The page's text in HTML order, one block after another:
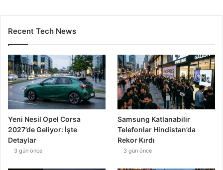
Recent Tech News
Yeni Nesil Opel Corsa
2027’de Geliyor: İşte
Detaylar
3 gün önce
Samsung Katlanabilir
Telefonlar Hindistan’da
Rekor Kırdı
3 gün önce